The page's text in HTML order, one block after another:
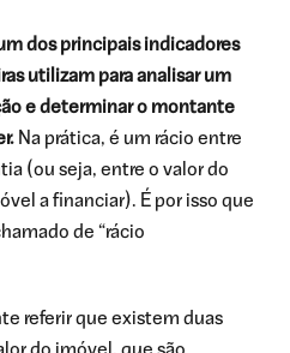
dos principais indicadores
utilizam para analisar um
e determinar o montante
Na prática, é um rácio entre
(ou seja, entre o valor do
a financiar). É por isso que
de “rácio
referir que existem duas